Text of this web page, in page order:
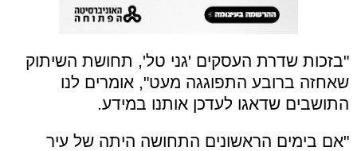
"בזכות שדרת העסקים 'גני טל', תחושת השיתוק
שאחזה ברובע התפוגגה מעט", אומרים לנו
התושבים שדאגו לעדכן אותנו במידע.
"אם בימים הראשונים התחושה היתה של עיר